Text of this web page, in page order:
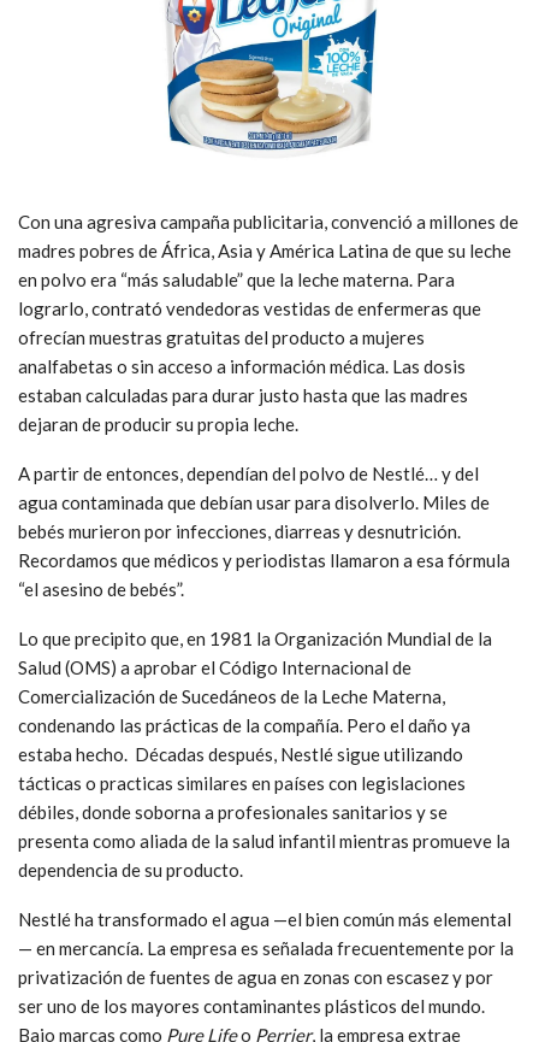
Con una agresiva campaña publicitaria, convenció a millones de
madres pobres de África, Asia y América Latina de que su leche
en polvo era “más saludable” que la leche materna. Para
lograrlo, contrató vendedoras vestidas de enfermeras que
ofrecían muestras gratuitas del producto a mujeres
analfabetas o sin acceso a información médica. Las dosis
estaban calculadas para durar justo hasta que las madres
dejaran de producir su propia leche.
A partir de entonces, dependían del polvo de Nestlé… y del
agua contaminada que debían usar para disolverlo. Miles de
bebés murieron por infecciones, diarreas y desnutrición.
Recordamos que médicos y periodistas llamaron a esa fórmula
“el asesino de bebés”.
Lo que precipito que, en 1981 la Organización Mundial de la
Salud (OMS) a aprobar el Código Internacional de
Comercialización de Sucedáneos de la Leche Materna,
condenando las prácticas de la compañía. Pero el daño ya
estaba hecho. Décadas después, Nestlé sigue utilizando
tácticas o practicas similares en países con legislaciones
débiles, donde soborna a profesionales sanitarios y se
presenta como aliada de la salud infantil mientras promueve la
dependencia de su producto.
Nestlé ha transformado el agua —el bien común más elemental
— en mercancía. La empresa es señalada frecuentemente por la
privatización de fuentes de agua en zonas con escasez y por
ser uno de los mayores contaminantes plásticos del mundo.
Bajo marcas como Pure Lifeo Perrier, la empresa extrae